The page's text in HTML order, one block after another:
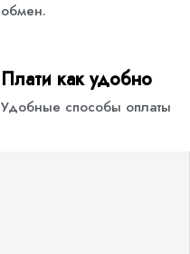
обмен.
Плати как удобно
Удобные способы оплаты